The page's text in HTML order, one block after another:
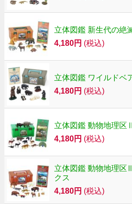
立体図鑑 新生代の絶
4,180円 (税込)
立体図鑑 ワイルドベ
4,180円 (税込)
立体図鑑 動物地理区
4,180円 (税込)
立体図鑑 動物地理区
クス
4,180円 (税込)